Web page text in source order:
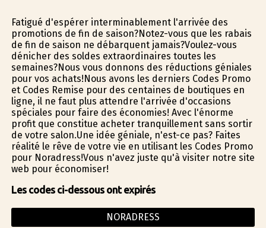
Fatigué d'espérer interminablement l'arrivée des
promotions de fin de saison?Notez-vous que les rabais
de fin de saison ne débarquent jamais?Voulez-vous
dénicher des soldes extraordinaires toutes les
semaines?Nous vous donnons des réductions géniales
pour vos achats!Nous avons les derniers Codes Promo
et Codes Remise pour des centaines de boutiques en
ligne, il ne faut plus attendre l'arrivée d'occasions
spéciales pour faire des économies! Avec l'énorme
profit que constitue acheter tranquillement sans sortir
de votre salon.Une idée géniale, n'est-ce pas? Faites
réalité le rêve de votre vie en utilisant les Codes Promo
pour Noradress!Vous n'avez juste qu'à visiter notre site
web pour économiser!
Les codes ci-dessous ont expirés
NORADRESS